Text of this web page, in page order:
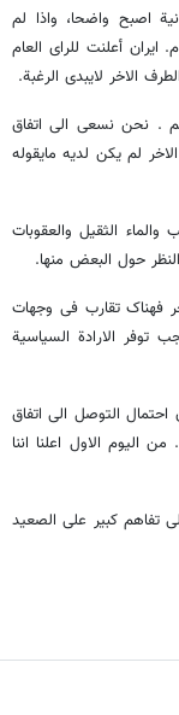
اصبح واضحا، واذا لم
أعلنت للرای العام
الاخر لایبدی الرغبة.
. نحن نسعی الی اتفاق
لم یکن لدیه مایقوله
الثقیل والعقوبات
حول البعض منها.
فهناک تقارب فی وجهات
توفر الارادة السیاسیة
احتمال التوصل الی اتفاق
الیوم الاول اعلنا اننا
تفاهم کبیر علی الصعید